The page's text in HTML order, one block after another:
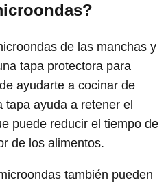
de las manchas y
tapa protectora para
ayudarte a cocinar de
ayuda a retener el
puede reducir el tiempo de
de los alimentos.
también pueden